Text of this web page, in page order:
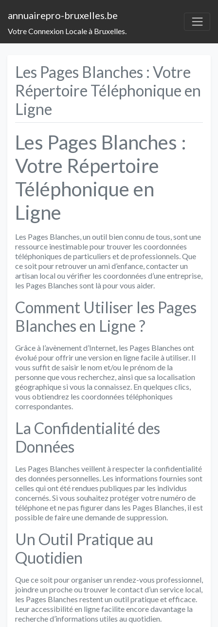
annuairepro-bruxelles.be
Votre Connexion Locale à Bruxelles.
Les Pages Blanches : Votre
Répertoire Téléphonique en
Ligne
Les Pages Blanches :
Votre Répertoire
Téléphonique en
Ligne
Les Pages Blanches, un outil bien connu de tous, sont une
ressource inestimable pour trouver les coordonnées
téléphoniques de particuliers et de professionnels. Que
ce soit pour retrouver un ami d’enfance, contacter un
artisan local ou vérifier les coordonnées d’une entreprise,
les Pages Blanches sont là pour vous aider.
Comment Utiliser les Pages
Blanches en Ligne ?
Grâce à l’avènement d’Internet, les Pages Blanches ont
évolué pour offrir une version en ligne facile à utiliser. Il
vous suffit de saisir le nom et/ou le prénom de la
personne que vous recherchez, ainsi que sa localisation
géographique si vous la connaissez. En quelques clics,
vous obtiendrez les coordonnées téléphoniques
correspondantes.
La Confidentialité des
Données
Les Pages Blanches veillent à respecter la confidentialité
des données personnelles. Les informations fournies sont
celles qui ont été rendues publiques par les individus
concernés. Si vous souhaitez protéger votre numéro de
téléphone et ne pas figurer dans les Pages Blanches, il est
possible de faire une demande de suppression.
Un Outil Pratique au
Quotidien
Que ce soit pour organiser un rendez-vous professionnel,
joindre un proche ou trouver le contact d’un service local,
les Pages Blanches restent un outil pratique et efficace.
Leur accessibilité en ligne facilite encore davantage la
recherche d’informations utiles au quotidien.